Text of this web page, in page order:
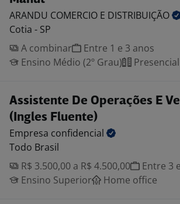
ARANDU COMERCIO E DISTRIBUIÇÃO
Cotia - SP
A combinar
Entre 1 e 3 anos
Ensino Médio (2º Grau)
Presencial
Assistente De Operações E
(Ingles Fluente)
Empresa confidencial
Todo Brasil
R$ 3.500,00 a R$ 4.500,00
Entre 3
Ensino Superior
Home office